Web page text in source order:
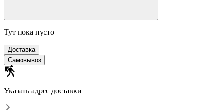
Тут пока пусто
Доставка
Самовывоз
Указать адрес доставки